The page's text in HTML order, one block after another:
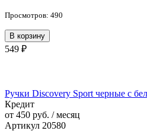
Просмотров: 490
В корзину
549 ₽
Ручки Discovery Sport черные с
Кредит
от 450 руб. / месяц
Артикул 20580